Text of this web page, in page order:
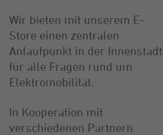
Wir bieten mit unserem E-
Store einen zentralen
Anlaufpunkt in der Innenstadt
für alle Fragen rund um
Elektromobilität.
In Kooperation mit
verschiedenen Partnern